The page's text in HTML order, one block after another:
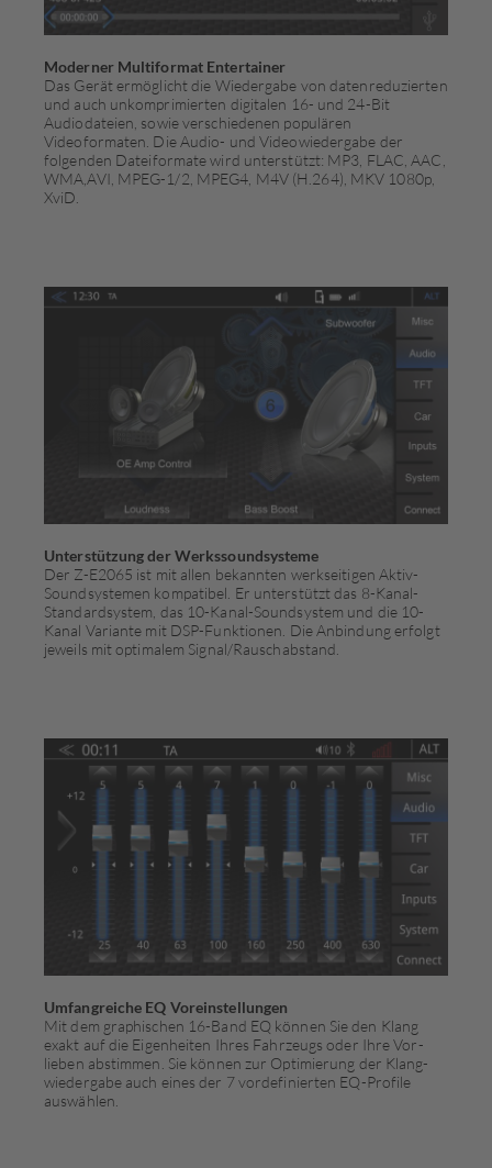
Moderner Multiformat Entertainer
Das Gerät ermöglicht die Wiedergabe von datenreduzierten
und auch unkomprimierten digitalen 16- und 24-Bit
Audiodateien, sowie verschiedenen populären
Videoformaten. Die Audio- und Videowiedergabe der
folgenden Dateiformate wird unterstützt: MP3, FLAC, AAC,
WMA,AVI, MPEG-1/2, MPEG4, M4V (H.264), MKV 1080p,
XviD.
Unterstützung der Werkssoundsysteme
Der Z-E2065 ist mit allen bekannten werkseitigen Aktiv-
Soundsystemen kompatibel. Er unterstützt das 8-Kanal-
Standardsystem, das 10-Kanal-Soundsystem und die 10-
Kanal Variante mit DSP-Funktionen. Die Anbindung er­folgt
jeweils mit optimalem Signal/Rauschabstand.
Umfangreiche EQ Voreinstellungen
Mit dem graphischen 16-Band EQ können Sie den Klang
exakt auf die Eigenheiten Ihres Fahrzeugs oder Ihre Vor­
lieben abstimmen. Sie können zur Optimierung der Klang­
wiedergabe auch eines der 7 vordefinierten EQ-Profile
auswählen.